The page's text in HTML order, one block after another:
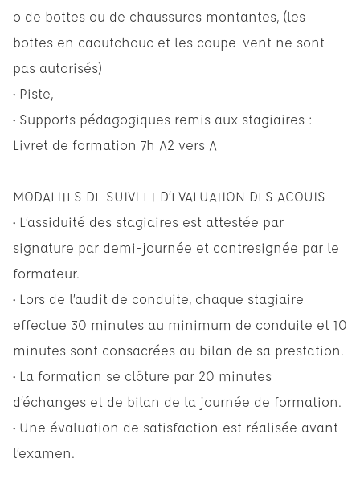
o de bottes ou de chaussures montantes, (les
bottes en caoutchouc et les coupe-vent ne sont
pas autorisés)
• Piste,
• Supports pédagogiques remis aux stagiaires :
Livret de formation 7h A2 vers A
MODALITES DE SUIVI ET D’EVALUATION DES ACQUIS
• L’assiduité des stagiaires est attestée par
signature par demi-journée et contresignée par le
formateur.
• Lors de l’audit de conduite, chaque stagiaire
effectue 30 minutes au minimum de conduite et 10
minutes sont consacrées au bilan de sa prestation.
• La formation se clôture par 20 minutes
d’échanges et de bilan de la journée de formation.
• Une évaluation de satisfaction est réalisée avant
l’examen.